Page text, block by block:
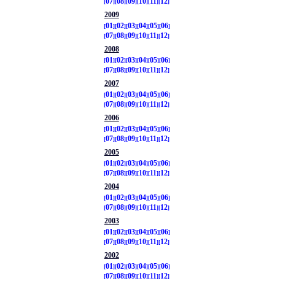
2009
01
02 03 04 05 06
07 08 09 10 11
12
2008
01
02 03 04 05 06
07 08 09 10 11
12
2007
01
02 03 04 05 06
07 08 09 10 11
12
2006
01
02 03 04 05 06
07 08 09 10 11
12
2005
01
02 03 04 05 06
07 08 09 10 11
12
2004
01
02 03 04 05 06
07 08 09 10 11
12
2003
01
02 03 04 05 06
07 08 09 10 11
12
2002
01
02 03 04 05 06
07 08 09 10 11
12